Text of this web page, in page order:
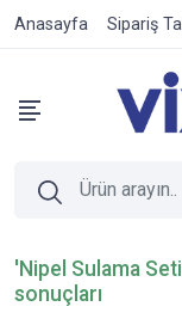
Anasayfa Sipariş
'Nipel Sulama
sonuçları